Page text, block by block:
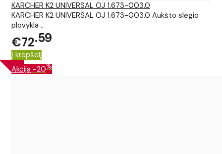
KARCHER K2 UNIVERSAL OJ 1.673-003.0
KARCHER K2 UNIVERSAL OJ 1.673-003.0 Aukšto slėgio
plovykla ..
€72 59
Į krepšelį
Akcija -20%